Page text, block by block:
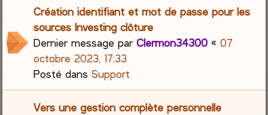
Création identifiant et mot de passe pour les
sources Investing clôture
Dernier message parClermon34300 «07
octobre 2023, 17:33
Posté dansSupport
Vers une gestion complète personnelle